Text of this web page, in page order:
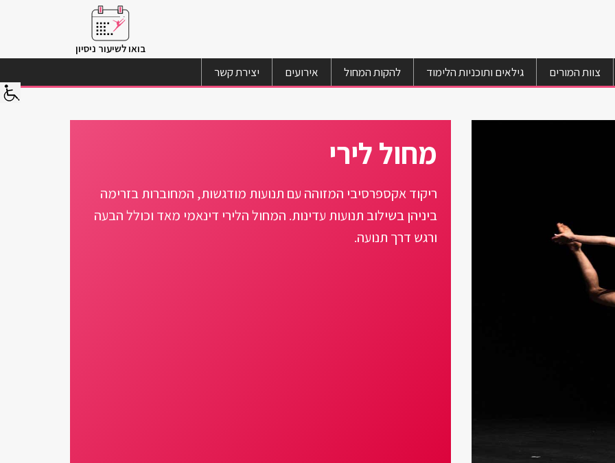
בואו לשיעור ניסיון
צוות המורים גילאים ותוכניות הלימוד להקות המחול אירועים יצירת קשר
מחול לירי
ריקוד אקספרסיבי המזוהה עם תנועות מודגשות, המחוברות בזרימה
ביניהן בשילוב תנועות עדינות. המחול הלירי דינאמי מאד וכולל הבעה
ורגש דרך תנועה.